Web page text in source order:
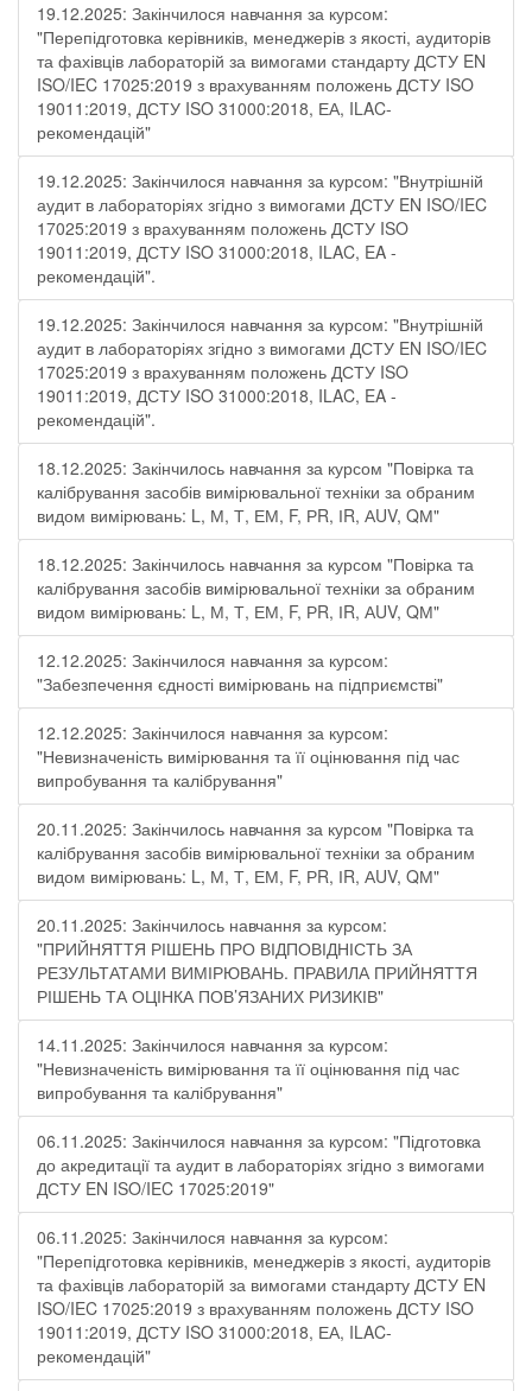
19.12.2025: Закінчилося навчання за курсом:
"Перепідготовка керівників, менеджерів з якості, аудиторів
та фахівців лабораторій за вимогами стандарту ДСТУ EN
ISO/IEC 17025:2019 з врахуванням положень ДСТУ ISO
19011:2019, ДСТУ ISO 31000:2018, ЕА, ILAC-
рекомендацій"
19.12.2025: Закінчилося навчання за курсом: "Внутрішній
аудит в лабораторіях згідно з вимогами ДСТУ EN ISO/IEC
17025:2019 з врахуванням положень ДСТУ ISO
19011:2019, ДСТУ ISO 31000:2018, ILAC, EA -
рекомендацій".
19.12.2025: Закінчилося навчання за курсом: "Внутрішній
аудит в лабораторіях згідно з вимогами ДСТУ EN ISO/IEC
17025:2019 з врахуванням положень ДСТУ ISO
19011:2019, ДСТУ ISO 31000:2018, ILAC, EA -
рекомендацій".
18.12.2025: Закінчилось навчання за курсом "Повірка та
калібрування засобів вимірювальної техніки за обраним
видом вимірювань: L, М, Т, ЕМ, F, РR, ІR, АUV, QМ"
18.12.2025: Закінчилось навчання за курсом "Повірка та
калібрування засобів вимірювальної техніки за обраним
видом вимірювань: L, М, Т, ЕМ, F, РR, ІR, АUV, QМ"
12.12.2025: Закінчилося навчання за курсом:
"Забезпечення єдності вимірювань на підприємстві"
12.12.2025: Закінчилося навчання за курсом:
"Невизначеність вимірювання та її оцінювання під час
випробування та калібрування"
20.11.2025: Закінчилось навчання за курсом "Повірка та
калібрування засобів вимірювальної техніки за обраним
видом вимірювань: L, М, Т, ЕМ, F, РR, ІR, АUV, QМ"
20.11.2025: Закінчилось навчання за курсом:
"ПРИЙНЯТТЯ РІШЕНЬ ПРО ВІДПОВІДНІСТЬ ЗА
РЕЗУЛЬТАТАМИ ВИМІРЮВАНЬ. ПРАВИЛА ПРИЙНЯТТЯ
РІШЕНЬ ТА ОЦІНКА ПОВ’ЯЗАНИХ РИЗИКІВ"
14.11.2025: Закінчилося навчання за курсом:
"Невизначеність вимірювання та її оцінювання під час
випробування та калібрування"
06.11.2025: Закінчилося навчання за курсом: "Підготовка
до акредитації та аудит в лабораторіях згідно з вимогами
ДСТУ EN ISO/IEC 17025:2019"
06.11.2025: Закінчилося навчання за курсом:
"Перепідготовка керівників, менеджерів з якості, аудиторів
та фахівців лабораторій за вимогами стандарту ДСТУ EN
ISO/IEC 17025:2019 з врахуванням положень ДСТУ ISO
19011:2019, ДСТУ ISO 31000:2018, ЕА, ILAC-
рекомендацій"